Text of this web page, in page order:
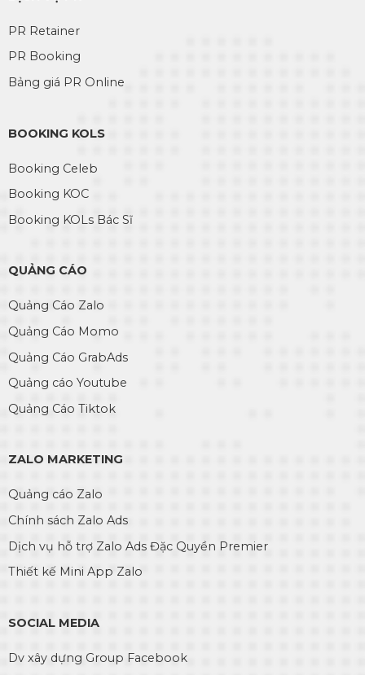
PR Retainer
PR Booking
Bảng giá PR Online
BOOKING KOLS
Booking Celeb
Booking KOC
Booking KOLs Bác Sĩ
QUẢNG CÁO
Quảng Cáo Zalo
Quảng Cáo Momo
Quảng Cáo GrabAds
Quảng cáo Youtube
Quảng Cáo Tiktok
ZALO MARKETING
Quảng cáo Zalo
Chính sách Zalo Ads
Dịch vụ hỗ trợ Zalo Ads Đặc Quyền Premier
Thiết kế Mini App Zalo
SOCIAL MEDIA
Dv xây dựng Group Facebook